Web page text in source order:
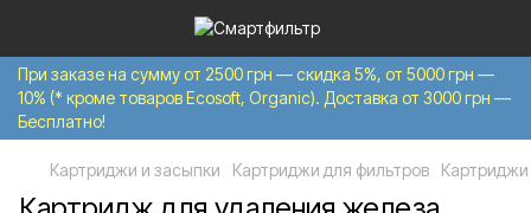
При заказе на сумму от 2500 грн — скидка 5%, от 5000 грн —
10% (* кроме товаров Ecosoft, Organic). Доставка от 3000 грн —
Бесплатно!
Картриджи и засыпки Картриджи для фильтров Картриджи